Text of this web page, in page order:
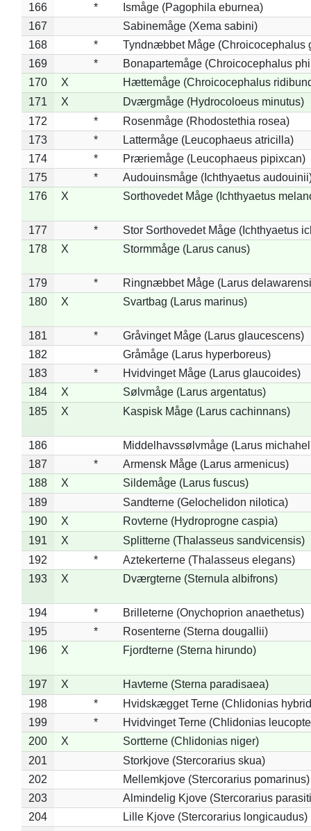
166
*
Ismåge (Pagophila eburnea)
167
Sabinemåge (Xema sabini)
168
*
Tyndnæbbet Måge (Chroicocephalus
169
*
Bonapartemåge (Chroicocephalus
170
X
Hættemåge (Chroicocephalus
171
X
Dværgmåge (Hydrocoloeus minutus)
172
*
Rosenmåge (Rhodostethia rosea)
173
*
Lattermåge (Leucophaeus atricilla)
174
*
Præriemåge (Leucophaeus pipixcan)
175
*
Audouinsmåge (Ichthyaetus
176
X Sorthovedet Måge (Ichthyaetus
177 *
Stor Sorthovedet Måge (Ichthyaetus
178
X Stormmåge (Larus canus)
179 *
Ringnæbbet Måge (Larus
180
X Svartbag (Larus marinus)
181 *
Gråvinget Måge (Larus glaucescens)
182
Gråmåge (Larus hyperboreus)
183
*
Hvidvinget Måge (Larus glaucoides)
184
X
Sølvmåge (Larus argentatus)
185
X Kaspisk Måge (Larus cachinnans)
186
Middelhavssølvmåge (Larus
187
*
Armensk Måge (Larus armenicus)
188
X
Sildemåge (Larus fuscus)
189
Sandterne (Gelochelidon nilotica)
190
X
Rovterne (Hydroprogne caspia)
191
X
Splitterne (Thalasseus sandvicensis)
192
*
Aztekerterne (Thalasseus elegans)
193
X Dværgterne (Sternula albifrons)
194 *
Brilleterne (Onychoprion anaethetus)
195
*
Rosenterne (Sterna dougallii)
196
X Fjordterne (Sterna hirundo)
197 X
Havterne (Sterna paradisaea)
198
*
Hvidskægget Terne (Chlidonias
199
*
Hvidvinget Terne (Chlidonias
200
X
Sortterne (Chlidonias niger)
201
Storkjove (Stercorarius skua)
202
Mellemkjove (Stercorarius pomarinus)
203
Almindelig Kjove (Stercorarius
204
Lille Kjove (Stercorarius longicaudus)